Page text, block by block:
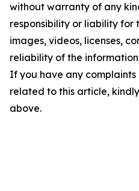
without warranty of any
responsibility or liability for
images, videos, licenses,
reliability of the
If you have any complaints
related to this article,
above.